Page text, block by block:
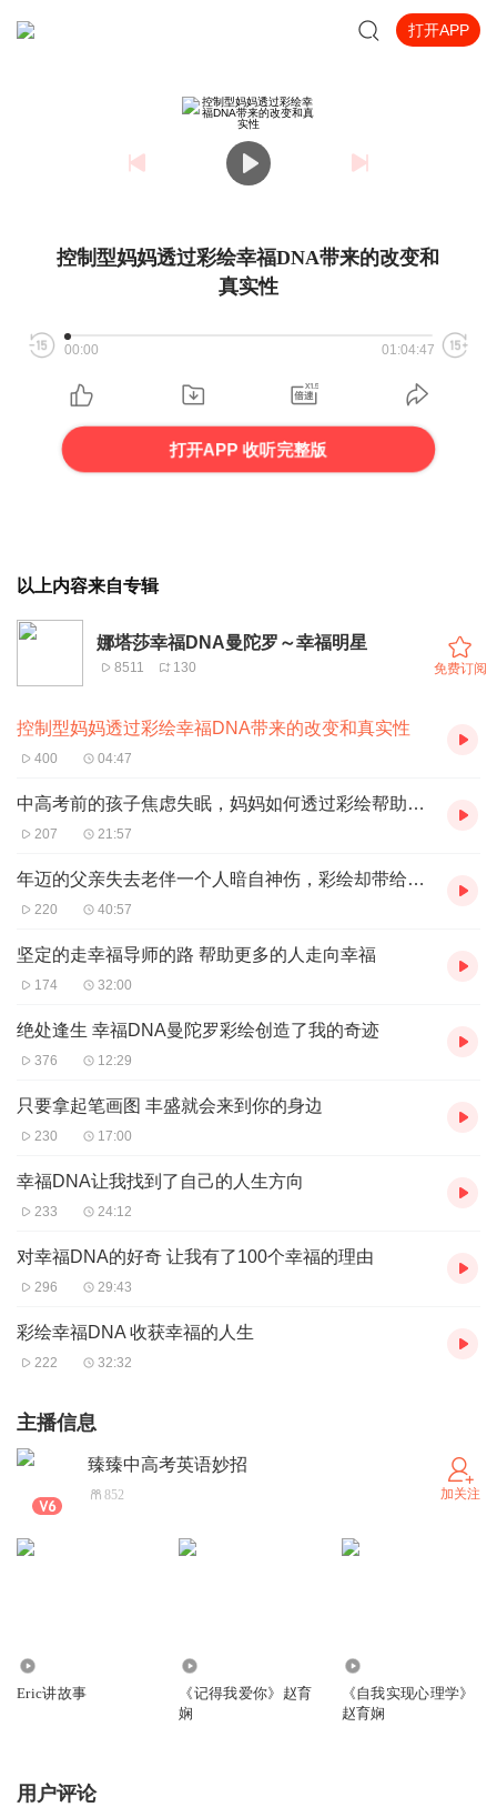
打开APP
控制型妈妈透过彩绘幸福DNA带来的改变和
真实性
00:00 01:04:47
打开APP 收听完整版
以上内容来自专辑
娜塔莎幸福DNA曼陀罗～幸福明星
8511 130 免费订阅
控制型妈妈透过彩绘幸福DNA带来的改变和真实性
400 04:47
中高考前的孩子焦虑失眠，妈妈如何透过彩绘帮助孩子？
207 21:57
年迈的父亲失去老伴一个人暗自神伤，彩绘却带给他另外的光
220 40:57
坚定的走幸福导师的路 帮助更多的人走向幸福
174 32:00
绝处逢生 幸福DNA曼陀罗彩绘创造了我的奇迹
376 12:29
只要拿起笔画图 丰盛就会来到你的身边
230 17:00
幸福DNA让我找到了自己的人生方向
233 24:12
对幸福DNA的好奇 让我有了100个幸福的理由
296 29:43
彩绘幸福DNA 收获幸福的人生
222 32:32
主播信息
臻臻中高考英语妙招
852 加关注
Eric讲故事
《记得我爱你》赵育
娴
《自我实现心理学》
赵育娴
用户评论